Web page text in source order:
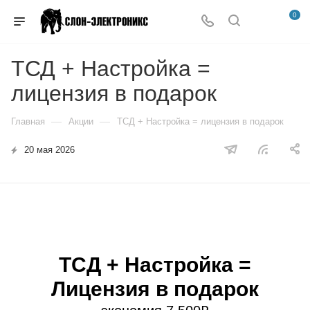
0
ТСД + Настройка =
лицензия в подарок
Главная — Акции — ТСД + Настройка = лицензия в подарок
20 мая 2026
ТСД + Настройка =
Лицензия в подарок